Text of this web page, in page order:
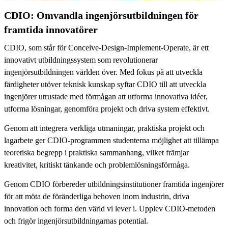
CDIO: Omvandla ingenjörsutbildningen för
framtida innovatörer
CDIO, som står för Conceive-Design-Implement-Operate, är ett
innovativt utbildningssystem som revolutionerar
ingenjörsutbildningen världen över. Med fokus på att utveckla
färdigheter utöver teknisk kunskap syftar CDIO till att utveckla
ingenjörer utrustade med förmågan att utforma innovativa idéer,
utforma lösningar, genomföra projekt och driva system effektivt.
Genom att integrera verkliga utmaningar, praktiska projekt och
lagarbete ger CDIO-programmen studenterna möjlighet att tillämpa
teoretiska begrepp i praktiska sammanhang, vilket främjar
kreativitet, kritiskt tänkande och problemlösningsförmåga.
Genom CDIO förbereder utbildningsinstitutioner framtida ingenjörer
för att möta de föränderliga behoven inom industrin, driva
innovation och forma den värld vi lever i. Upplev CDIO-metoden
och frigör ingenjörsutbildningarnas potential.